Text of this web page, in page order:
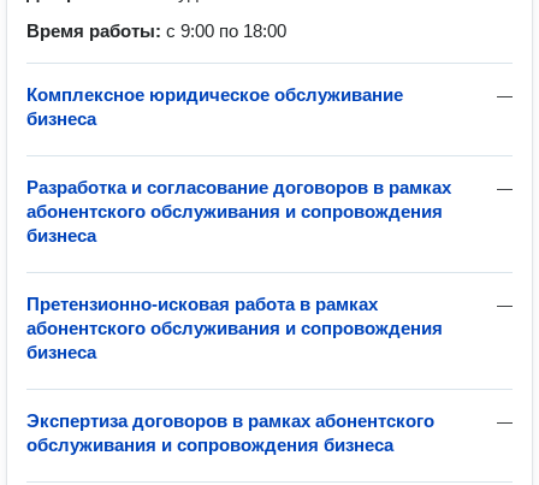
Время работы: с 9:00 по 18:00
—
Комплексное юридическое обслуживание
бизнеса
—
Разработка и согласование договоров в рамках
абонентского обслуживания и сопровождения
бизнеса
—
Претензионно-исковая работа в рамках
абонентского обслуживания и сопровождения
бизнеса
—
Экспертиза договоров в рамках абонентского
обслуживания и сопровождения бизнеса